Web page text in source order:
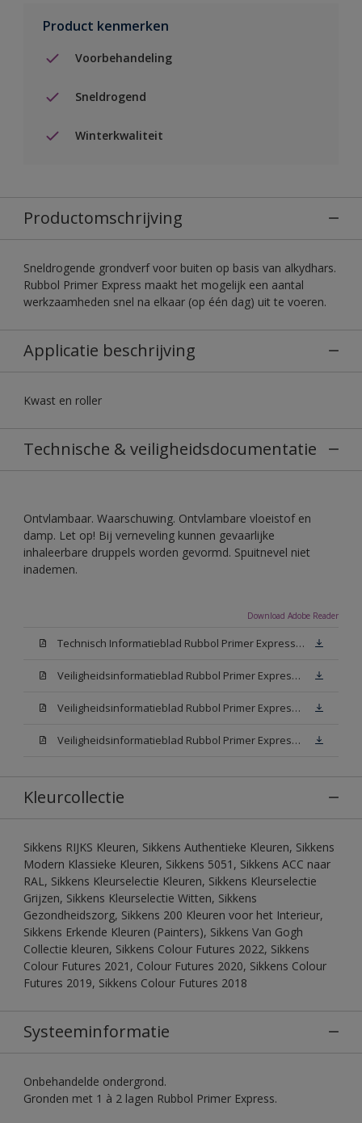
Product kenmerken
Voorbehandeling
Sneldrogend
Winterkwaliteit
Productomschrijving
Sneldrogende grondverf voor buiten op basis van alkydhars.
Rubbol Primer Express maakt het mogelijk een aantal
werkzaamheden snel na elkaar (op één dag) uit te voeren.
Applicatie beschrijving
Kwast en roller
Technische & veiligheidsdocumentatie
Ontvlambaar. Waarschuwing. Ontvlambare vloeistof en
damp. Let op! Bij verneveling kunnen gevaarlijke
inhaleerbare druppels worden gevormd. Spuitnevel niet
inademen.
Download Adobe Reader
Technisch Informatieblad Rubbol Primer Express (PDF)
Veiligheidsinformatieblad Rubbol Primer Express White (MSDS)
Veiligheidsinformatieblad Rubbol Primer Express W05 (MSDS)
Veiligheidsinformatieblad Rubbol Primer Express N00 (MSDS)
Kleurcollectie
Sikkens RIJKS Kleuren, Sikkens Authentieke Kleuren, Sikkens
Modern Klassieke Kleuren, Sikkens 5051, Sikkens ACC naar
RAL, Sikkens Kleurselectie Kleuren, Sikkens Kleurselectie
Grijzen, Sikkens Kleurselectie Witten, Sikkens
Gezondheidszorg, Sikkens 200 Kleuren voor het Interieur,
Sikkens Erkende Kleuren (Painters), Sikkens Van Gogh
Collectie kleuren, Sikkens Colour Futures 2022, Sikkens
Colour Futures 2021, Colour Futures 2020, Sikkens Colour
Futures 2019, Sikkens Colour Futures 2018
Systeeminformatie
Onbehandelde ondergrond.
Gronden met 1 à 2 lagen Rubbol Primer Express.